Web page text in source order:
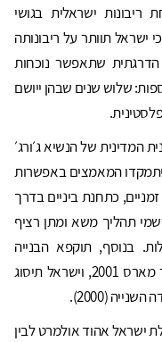
ריבונות ישראלית בגושי
ישראל תוותר על ריבונותה
הדרגתית שתאפשר נוכחות
שלוש שנים שבהן ייושם
התוכנית המדינית של הנשיא ג׳ורג׳
יתמקדו המאמצים באפשרות
כתחנת ביניים בדרך
תהליך משא ומתן רציף
בנוסף, תוקפא הבנייה
בהתנחלויות, יפורקו המאחזים שנבנו לאחר מארס 2001, וישראל תיסוג
(2000).
ממשלת ישראל אהוד אולמרט לבין